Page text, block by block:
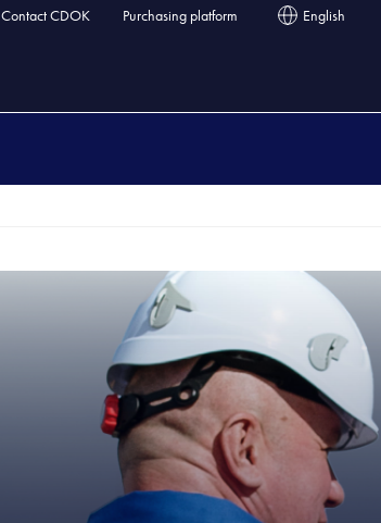
Contact CDOK Purchasing platform English